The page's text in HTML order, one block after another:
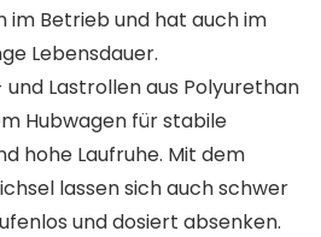
Betrieb und hat auch im
Lebensdauer.
Lastrollen aus Polyurethan
Hubwagen für stabile
hohe Laufruhe. Mit dem
lassen sich auch schwer
und dosiert absenken.